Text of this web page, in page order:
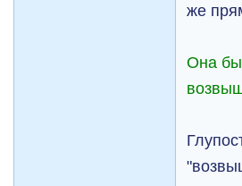
же
Она